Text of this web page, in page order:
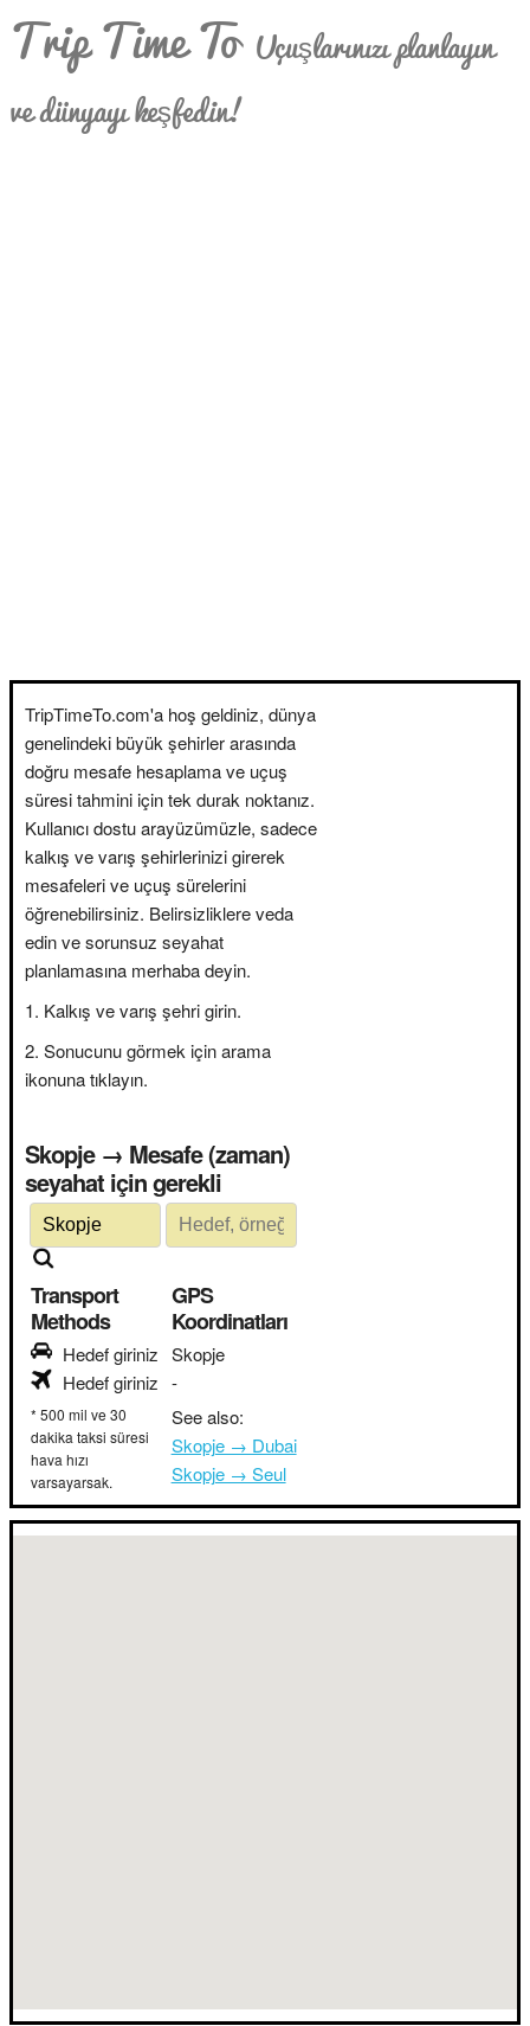
Trip Time To Uçuşlarınızı planlayın
ve dünyayı keşfedin!
TripTimeTo.com'a hoş geldiniz, dünya
genelindeki büyük şehirler arasında
doğru mesafe hesaplama ve uçuş
süresi tahmini için tek durak noktanız.
Kullanıcı dostu arayüzümüzle, sadece
kalkış ve varış şehirlerinizi girerek
mesafeleri ve uçuş sürelerini
öğrenebilirsiniz. Belirsizliklere veda
edin ve sorunsuz seyahat
planlamasına merhaba deyin.
Kalkış ve varış şehri girin.
Sonucunu görmek için arama
ikonuna tıklayın.
Skopje → Mesafe (zaman)
seyahat için gerekli
Transport
Methods
Hedef giriniz
Hedef giriniz
* 500 mil ve 30
dakika taksi süresi
hava hızı
varsayarsak.
GPS
Koordinatları
Skopje
-
See also:
Skopje → Dubai
Skopje → Seul